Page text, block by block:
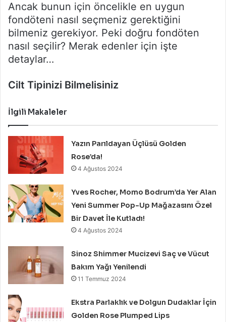
Ancak bunun için öncelikle en uygun
fondöteni nasıl seçmeniz gerektiğini
bilmeniz gerekiyor. Peki doğru fondöten
nasıl seçilir? Merak edenler için işte
detaylar…
Cilt Tipinizi Bilmelisiniz
İlgili Makaleler
Yazın Parıldayan Üçlüsü Golden
Rose’da!
4 Ağustos 2024
Yves Rocher, Momo Bodrum’da Yer Alan
Yeni Summer Pop-Up Mağazasını Özel
Bir Davet İle Kutladı!
4 Ağustos 2024
Sinoz Shimmer Mucizevi Saç ve Vücut
Bakım Yağı Yenilendi
11 Temmuz 2024
Ekstra Parlaklık ve Dolgun Dudaklar İçin
Golden Rose Plumped Lips